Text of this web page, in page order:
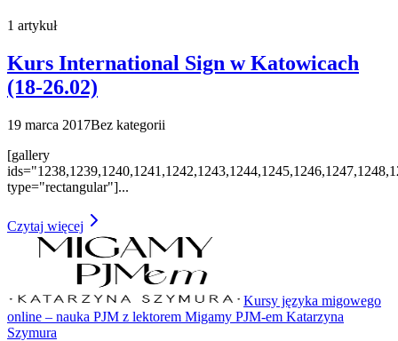
1 artykuł
Kurs International Sign w Katowicach
(18-26.02)
19 marca 2017Bez kategorii
[gallery
type="rectangular"]...
Czytaj więcej
Kursy języka migowego
online – nauka PJM z lektorem Migamy PJM-em Katarzyna
Szymura